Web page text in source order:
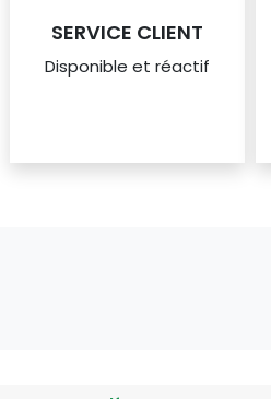
SERVICE CLIENT
Disponible et réactif